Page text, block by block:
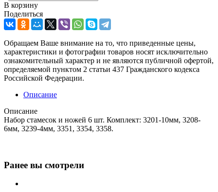
В корзину
Поделиться
Обращаем Ваше внимание на то, что приведенные цены,
характеристики и фотографии товаров носят исключительно
ознакомительный характер и не являются публичной офертой,
определяемой пунктом 2 статьи 437 Гражданского кодекса
Российской Федерации.
Описание
Описание
Набор стамесок и ножей 6 шт. Комплект: 3201-10мм, 3208-
6мм, 3239-4мм, 3351, 3354, 3358.
Ранее вы смотрели